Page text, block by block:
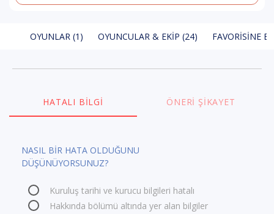
OYUNLAR (1) OYUNCULAR & EKIP (24) FAVORISINE
HATALI BILGI ÖNERI ŞIKAYET
NASIL BİR HATA OLDUĞUNU
DÜŞÜNÜYORSUNUZ?
Kuruluş tarihi ve kurucu bilgileri hatalı
Hakkında bölümü altında yer alan bilgiler